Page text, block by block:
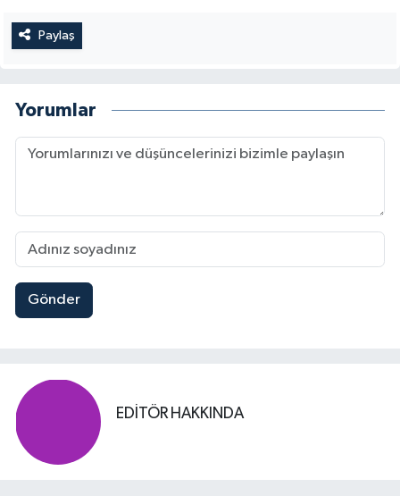
Paylaş
Yorumlar
Gönder
EDITÖR HAKKINDA